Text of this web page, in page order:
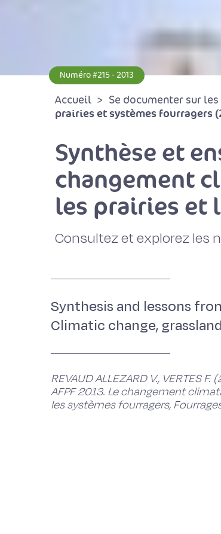
Numéro #215 - 2013
Accueil Se documenter sur
prairies et systèmes fourragers
Synthèse et
changement
les prairies et
Consultez et explorez les
Synthesis and lessons
Climatic change,
REVAUD ALLEZARD V., VERTES
AFPF 2013. Le changement
les systèmes fourragers,